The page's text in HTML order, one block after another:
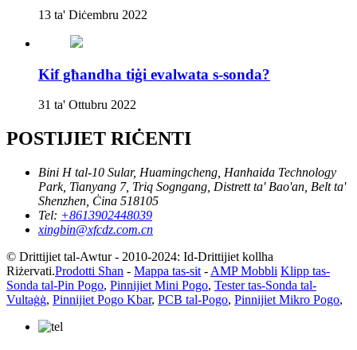
13 ta' Diċembru 2022
Kif għandha tiġi evalwata s-sonda?
31 ta' Ottubru 2022
POSTIJIET RIĊENTI
Bini H tal-10 Sular, Huamingcheng, Hanhaida Technology
Park, Tianyang 7, Triq Sogngang, Distrett ta' Bao'an, Belt ta'
Shenzhen, Ċina 518105
Tel: +8613902448039
xingbin@xfcdz.com.cn
© Drittijiet tal-Awtur - 2010-2024: Id-Drittijiet kollha
Riżervati.Prodotti Sħan - Mappa tas-sit - AMP Mobbli Klipp tas-
Sonda tal-Pin Pogo, Pinnijiet Mini Pogo, Tester tas-Sonda tal-
Vultaġġ, Pinnijiet Pogo Kbar, PCB tal-Pogo, Pinnijiet Mikro Pogo,